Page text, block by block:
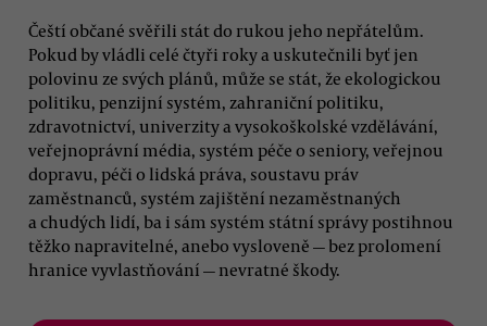
Čeští občané svěřili stát do rukou jeho nepřátelům.
Pokud by vládli celé čtyři roky a uskutečnili byť jen
polovinu ze svých plánů, může se stát, že ekologickou
politiku, penzijní systém, zahraniční politiku,
zdravotnictví, univerzity a vysokoškolské vzdělávání,
veřejnoprávní média, systém péče o seniory, veřejnou
dopravu, péči o lidská práva, soustavu práv
zaměstnanců, systém zajištění nezaměstnaných
a chudých lidí, ba i sám systém státní správy postihnou
těžko napravitelné, anebo vysloveně — bez prolomení
hranice vyvlastňování — nevratné škody.